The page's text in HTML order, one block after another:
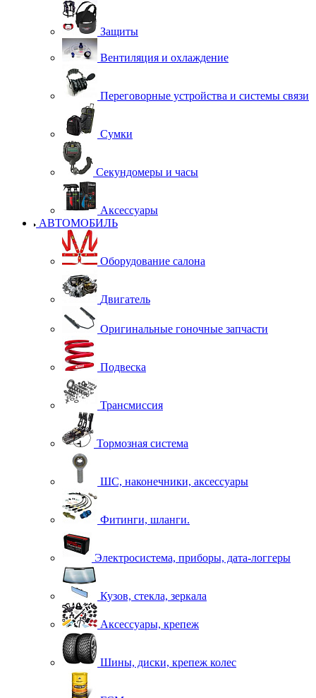
Защиты
Вентиляция и охлаждение
Переговорные устройства и системы связи
Сумки
Секундомеры и часы
Аксессуары
АВТОМОБИЛЬ
Оборудование салона
Двигатель
Оригинальные гоночные запчасти
Подвеска
Трансмиссия
Тормозная система
ШС, наконечники, аксессуары
Фитинги, шланги.
Электросистема, приборы, дата-логгеры
Кузов, стекла, зеркала
Аксессуары, крепеж
Шины, диски, крепеж колес